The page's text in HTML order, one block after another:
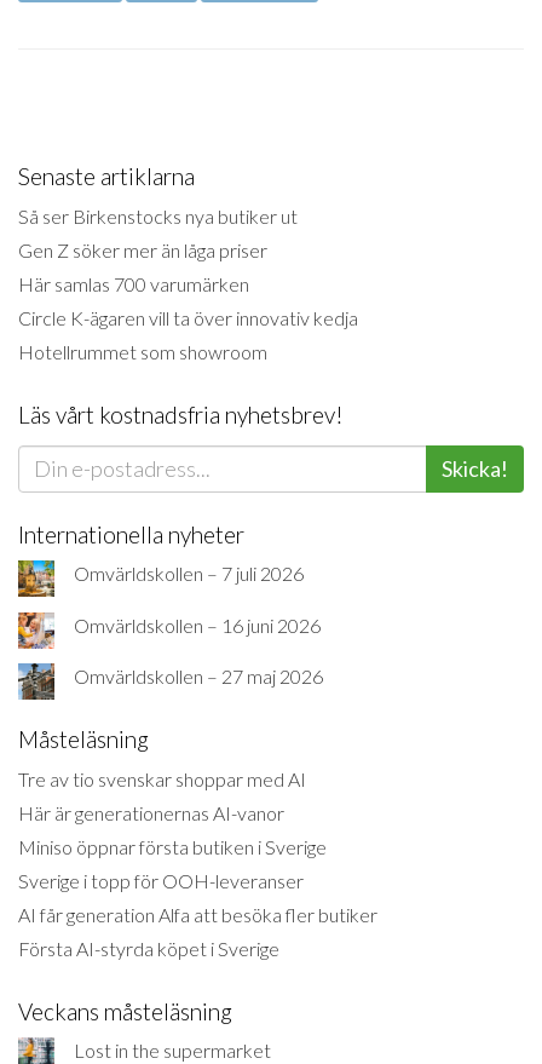
Senaste artiklarna
Så ser Birkenstocks nya butiker ut
Gen Z söker mer än låga priser
Här samlas 700 varumärken
Circle K-ägaren vill ta över innovativ kedja
Hotellrummet som showroom
Läs vårt kostnadsfria nyhetsbrev!
Skicka!
Internationella nyheter
Omvärldskollen – 7 juli 2026
Omvärldskollen – 16 juni 2026
Omvärldskollen – 27 maj 2026
Måsteläsning
Tre av tio svenskar shoppar med AI
Här är generationernas AI-vanor
Miniso öppnar första butiken i Sverige
Sverige i topp för OOH-leveranser
AI får generation Alfa att besöka fler butiker
Första AI-styrda köpet i Sverige
Veckans måsteläsning
Lost in the supermarket